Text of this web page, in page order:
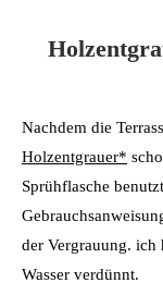
Nachdem die
Holzentgrauer*
Sprühflasche
der Vergrauung. ich
Wasser verdünnt.